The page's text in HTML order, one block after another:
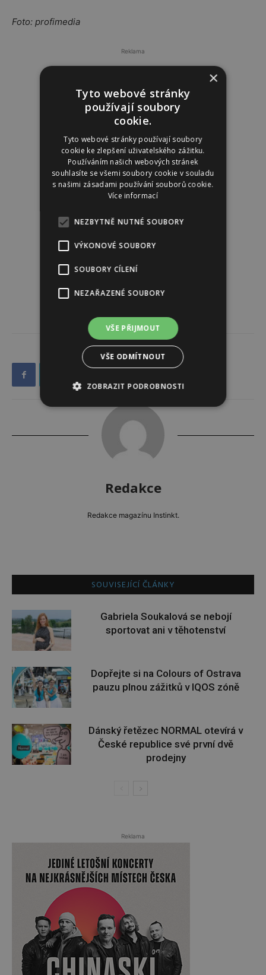
Foto: profimedia
Reklama
Redakce
Redakce magazínu Instinkt.
SOUVISEJÍCÍ ČLÁNKY
Gabriela Soukalová se nebojí
sportovat ani v těhotenství
Dopřejte si na Colours of Ostrava
pauzu plnou zážitků v IQOS zóně
Dánský řetězec NORMAL otevírá v
České republice své první dvě
prodejny
Reklama
×
Tyto webové stránky
používají soubory
cookie.
Tyto webové stránky používají soubory
cookie ke zlepšení uživatelského zážitku.
Používáním našich webových stránek
souhlasíte se všemi soubory cookie v souladu
s našimi zásadami používání souborů cookie.
Více informací
NEZBYTNĚ NUTNÉ SOUBORY
VÝKONOVÉ SOUBORY
SOUBORY CÍLENÍ
NEZAŘAZENÉ SOUBORY
VŠE PŘIJMOUT
VŠE ODMÍTNOUT
ZOBRAZIT PODROBNOSTI